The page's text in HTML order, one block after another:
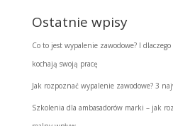
Ostatnie wpisy
Co to jest wypalenie zawodowe? I
kochają swoją pracę
Jak rozpoznać wypalenie zawodowe? 3
Szkolenia dla ambasadorów marki – jak